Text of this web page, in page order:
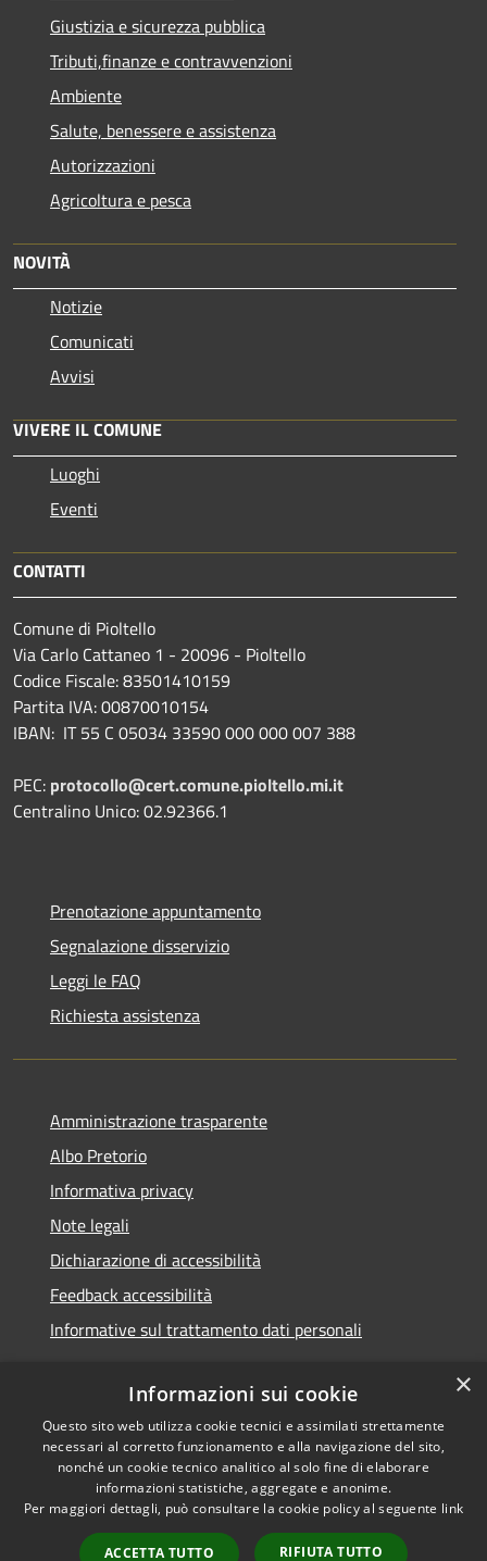
Giustizia e sicurezza pubblica
Tributi,finanze e contravvenzioni
Ambiente
Salute, benessere e assistenza
Autorizzazioni
Agricoltura e pesca
NOVITÀ
Notizie
Comunicati
Avvisi
VIVERE IL COMUNE
Luoghi
Eventi
CONTATTI
Comune di Pioltello
Via Carlo Cattaneo 1 - 20096 - Pioltello
Codice Fiscale: 83501410159
Partita IVA: 00870010154
IBAN: IT 55 C 05034 33590 000 000 007 388
PEC: protocollo@cert.comune.pioltello.mi.it
Centralino Unico: 02.92366.1
Prenotazione appuntamento
Segnalazione disservizio
Leggi le FAQ
Richiesta assistenza
Amministrazione trasparente
Albo Pretorio
Informativa privacy
Note legali
Dichiarazione di accessibilità
Feedback accessibilità
Informative sul trattamento dati personali
RSS
Accessibilità
Cookie
Mappa del sito
Copyright © 2026 • Comune di
Pioltello • Powered by
Municipium•Accesso
redazione
×
Informazioni sui cookie
Questo sito web utilizza cookie tecnici e assimilati strettamente
necessari al corretto funzionamento e alla navigazione del sito,
nonché un cookie tecnico analitico al solo fine di elaborare
informazioni statistiche, aggregate e anonime.
Per maggiori dettagli, può consultare la cookie policy al seguente link
ACCETTA TUTTO RIFIUTA TUTTO